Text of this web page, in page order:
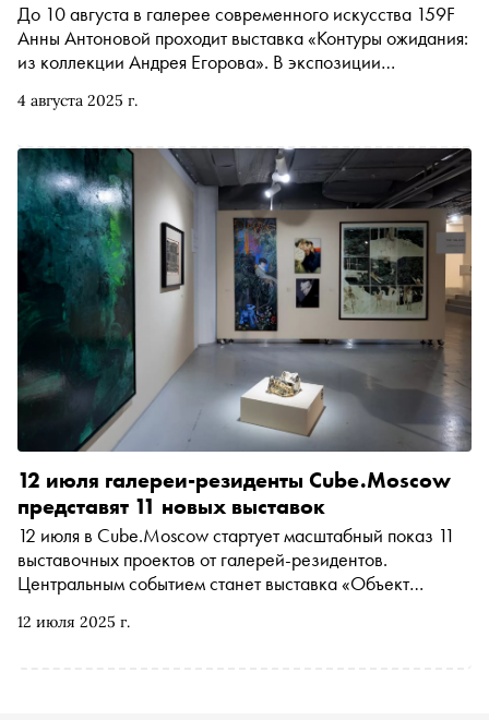
4 августа 2025 г.
До 10 августа в галерее современного искусства 159F
Анны Антоновой проходит выставка «Контуры ожидания:
из коллекции Андрея Егорова». В экспозиции
российской арт-сценой художников из частного
они относятся к ранним этапам карьеры своих авторов.
«Сноб» поговорил с Андреем Егоровым об азарте и
интуиции в коллекционировании, о ликвидности
молодого искусства с инвестиционной точки зрения, а
также о том, как в последние годы масштабировался
онлайн-сегмент арт-рынка
12 июля 2025 г.
12 июля галереи-резиденты Cube.Moscow
представят 11 новых выставок
12 июля в Cube.Moscow стартует масштабный показ 11
выставочных проектов от галерей-резидентов.
Центральным событием станет выставка «Объект
организованной фондом «Новые коллекционеры»